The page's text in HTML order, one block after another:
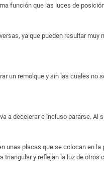
función que las luces de
ya que pueden resultar
un remolque y sin las cuales
a decelerar e incluso pararse.
unas placas que se colocan en
triangular y reflejan la luz de